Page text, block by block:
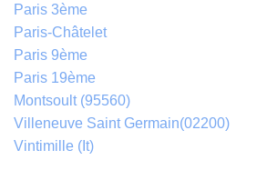
Paris 3ème
Paris-Châtelet
Paris 9ème
Paris 19ème
Montsoult (95560)
Villeneuve Saint Germain(02200)
Vintimille (It)